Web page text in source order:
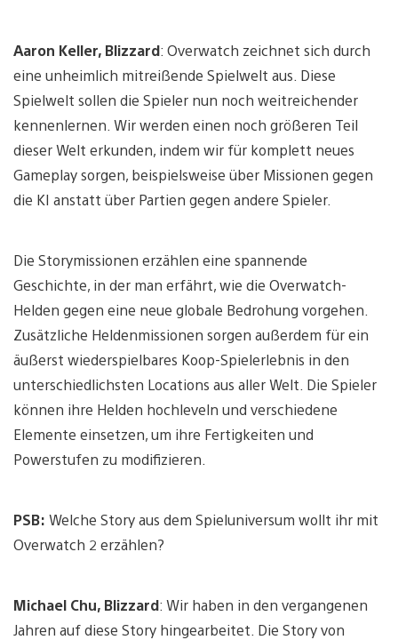
Aaron Keller, Blizzard: Overwatch zeichnet sich durch
eine unheimlich mitreißende Spielwelt aus. Diese
Spielwelt sollen die Spieler nun noch weitreichender
kennenlernen. Wir werden einen noch größeren Teil
dieser Welt erkunden, indem wir für komplett neues
Gameplay sorgen, beispielsweise über Missionen gegen
die KI anstatt über Partien gegen andere Spieler.
Die Storymissionen erzählen eine spannende
Geschichte, in der man erfährt, wie die Overwatch-
Helden gegen eine neue globale Bedrohung vorgehen.
Zusätzliche Heldenmissionen sorgen außerdem für ein
äußerst wiederspielbares Koop-Spielerlebnis in den
unterschiedlichsten Locations aus aller Welt. Die Spieler
können ihre Helden hochleveln und verschiedene
Elemente einsetzen, um ihre Fertigkeiten und
Powerstufen zu modifizieren.
PSB: Welche Story aus dem Spieluniversum wollt ihr mit
Overwatch 2 erzählen?
Michael Chu, Blizzard: Wir haben in den vergangenen
Jahren auf diese Story hingearbeitet. Die Story von